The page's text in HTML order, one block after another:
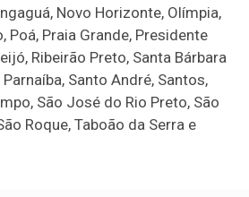
Novo Horizonte, Olímpia,
Poá, Praia Grande, Presidente
Ribeirão Preto, Santa Bárbara
Parnaíba, Santo André, Santos,
São José do Rio Preto, São
Roque, Taboão da Serra e